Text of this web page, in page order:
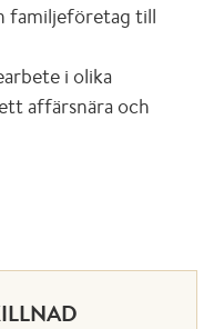
familjeföretag till
i olika
affärsnära och